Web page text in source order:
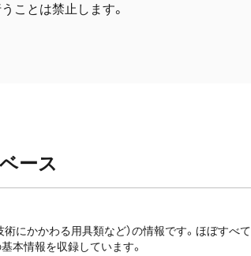
ことは禁止します。
ース
にかかわる用具類など）の情報です。ほぼすべて
基本情報を収録しています。